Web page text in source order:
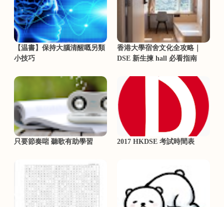
【温書】保持大腦清醒嘅另類
小技巧
香港大學宿舍文化全攻略｜
DSE 新生揀 hall 必看指南
只要節奏啱 聽歌有助學習 2017 HKDSE 考試時間表